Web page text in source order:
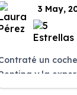
3 May,
un
y la
Fácil y